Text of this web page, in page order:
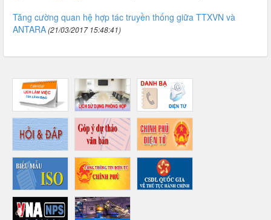
Tăng cường quan hệ hợp tác truyền thống giữa TTXVN và
ANTARA(21/03/2017 15:48:41)